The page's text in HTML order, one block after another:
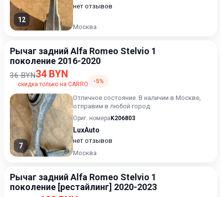
12
нет отзывов
Москва
Рычаг задний Alfa Romeo Stelvio 1
поколение 2016-2020
36 BYN34 BYN
скидка только на CARRO -5%
7
Отличное состояние. В наличии в Москве,
отправим в любой город.
Ориг. номера K206803
LuxAuto
нет отзывов
Москва
Рычаг задний Alfa Romeo Stelvio 1
поколение [рестайлинг] 2020-2023